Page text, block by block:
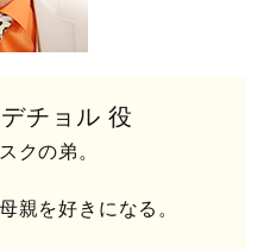
チョル 役
クの弟。
親を好きになる。